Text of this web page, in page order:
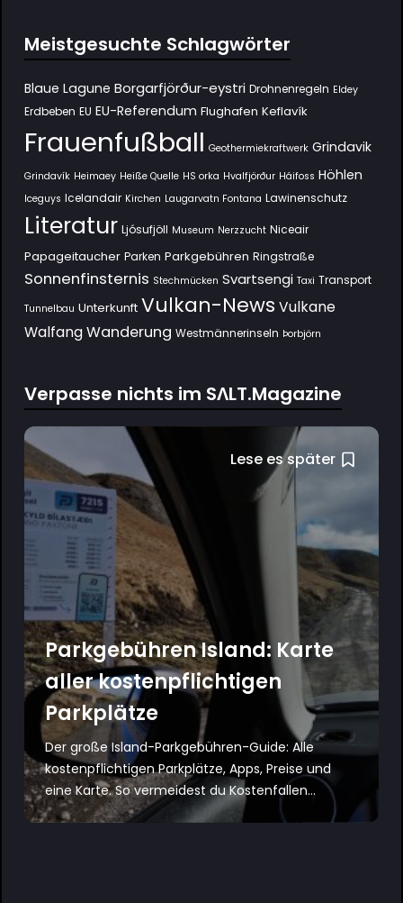
Meistgesuchte Schlagwörter
Blaue Lagune Borgarfjörður-eystri Drohnenregeln Eldey
Erdbeben EU EU-Referendum Flughafen Keflavík
Frauenfußball Geothermiekraftwerk Grindavik
Grindavík Heimaey Heiße Quelle HS orka Hvalfjörður Háifoss Höhlen
Iceguys Icelandair Kirchen Laugarvatn Fontana Lawinenschutz
Literatur Ljósufjöll Museum Nerzzucht Niceair
Papageitaucher Parken Parkgebühren Ringstraße
Sonnenfinsternis Stechmücken Svartsengi Taxi Transport
Tunnelbau Unterkunft Vulkan-News Vulkane
Walfang Wanderung Westmännerinseln Þorbjörn
Verpasse nichts im SΛLT.Magazine
Lese es später
Parkgebühren Island: Karte
aller kostenpflichtigen
Parkplätze
Der große Island-Parkgebühren-Guide: Alle
kostenpflichtigen Parkplätze, Apps, Preise und
eine Karte. So vermeidest du Kostenfallen...